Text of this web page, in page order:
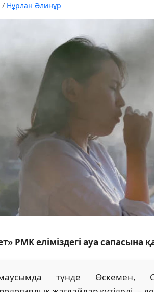
/ Нұрлан Әлинұр
РМК еліміздегі ауа
түнде Өскемен,